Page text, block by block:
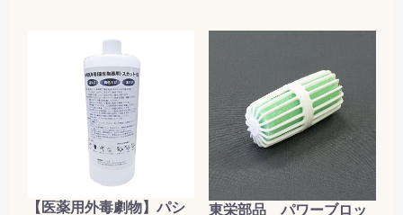
【医薬用外毒劇物】パシ 東栄部品 パワーブロッ